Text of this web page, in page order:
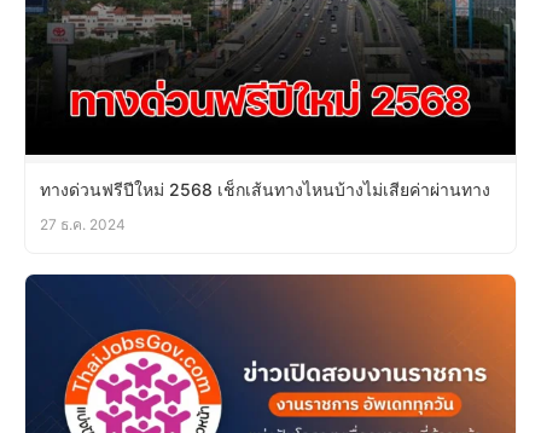
ทางด่วนฟรีปีใหม่ 2568 เช็กเส้นทางไหนบ้างไม่เสียค่าผ่านทาง
27 ธ.ค. 2024